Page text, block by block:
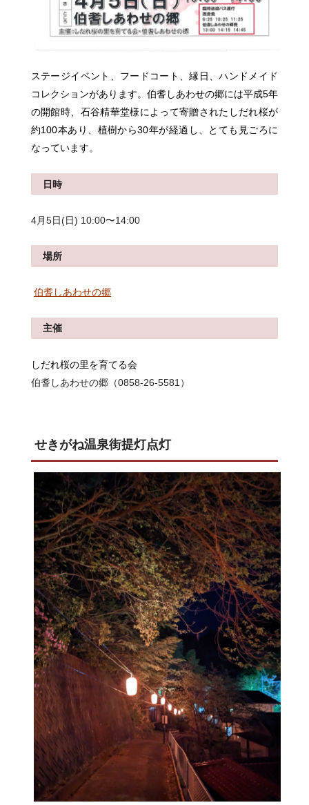
ステージイベント、フードコート、縁日、ハンドメイド
コレクションがあります。伯耆しあわせの郷には平成5年
の開館時、石谷精華堂様によって寄贈されたしだれ桜が
約100本あり、植樹から30年が経過し、とても見ごろに
なっています。
日時
4月5日(日) 10:00〜14:00
場所
伯耆しあわせの郷
主催
しだれ桜の里を育てる会
伯耆しあわせの郷（0858-26-5581）
せきがね温泉街提灯点灯